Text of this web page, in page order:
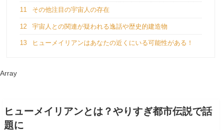
11 その他注目の宇宙人の存在
12 宇宙人との関連が疑われる逸話や歴史的建造物
13 ヒューメイリアンはあなたの近くにいる可能性がある！
Array
ヒューメイリアンとは？やりすぎ都市伝説で話
題に